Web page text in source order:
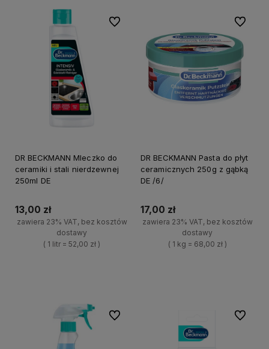
DR BECKMANN Mleczko do
ceramiki i stali nierdzewnej
250ml DE
13,00 zł
zawiera 23% VAT, bez kosztów
dostawy
( 1 litr = 52,00 zł )
Do ulubionych
DR BECKMANN Pasta do płyt
ceramicznych 250g z gąbką
DE /6/
17,00 zł
zawiera 23% VAT, bez kosztów
dostawy
( 1 kg = 68,00 zł )
Do
Do ulubionych Do